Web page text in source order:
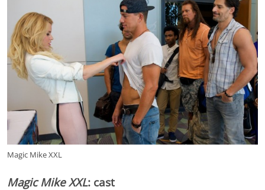
Magic Mike XXL
Magic Mike XXL: cast